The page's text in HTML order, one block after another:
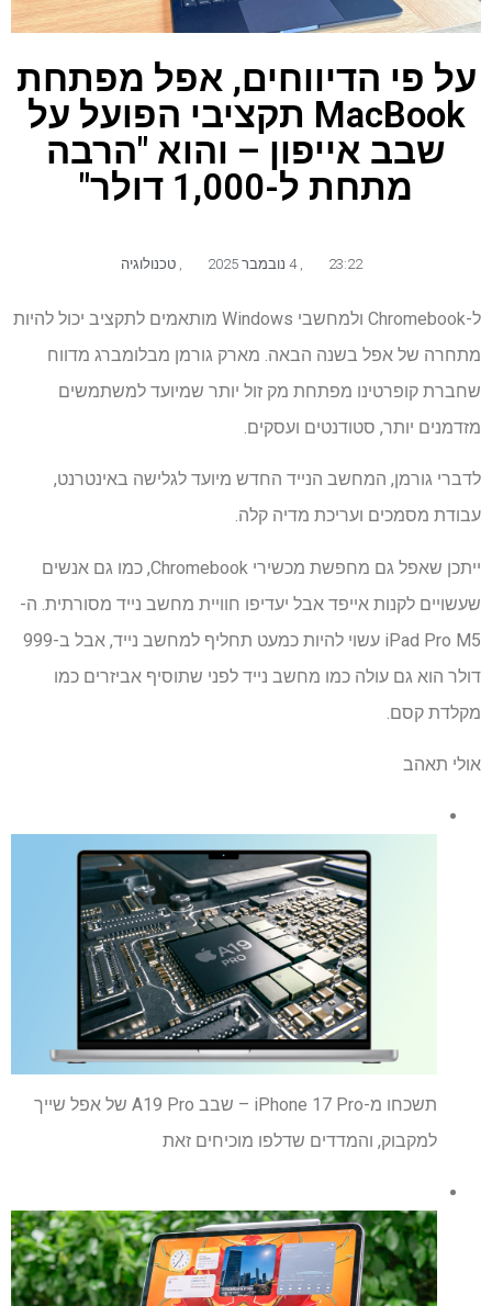
על פי הדיווחים, אפל מפתחת
MacBook תקציבי הפועל על
שבב אייפון – והוא "הרבה
מתחת ל-1,000 דולר"
23:22 4 נובמבר 2025 טכנולוגיה
ל-Chromebook ולמחשבי Windows מותאמים לתקציב יכול להיות
מתחרה של אפל בשנה הבאה. מארק גורמן מבלומברג מדווח
שחברת קופרטינו מפתחת מק זול יותר שמיועד למשתמשים
מזדמנים יותר, סטודנטים ועסקים.
לדברי גורמן, המחשב הנייד החדש מיועד לגלישה באינטרנט,
עבודת מסמכים ועריכת מדיה קלה.
ייתכן שאפל גם מחפשת מכשירי Chromebook, כמו גם אנשים
שעשויים לקנות אייפד אבל יעדיפו חוויית מחשב נייד מסורתית. ה-
iPad Pro M5 עשוי להיות כמעט תחליף למחשב נייד, אבל ב-999
דולר הוא גם עולה כמו מחשב נייד לפני שתוסיף אביזרים כמו
מקלדת קסם.
אולי תאהב
תשכחו מ-iPhone 17 Pro – שבב A19 Pro של אפל שייך
למקבוק, והמדדים שדלפו מוכיחים זאת